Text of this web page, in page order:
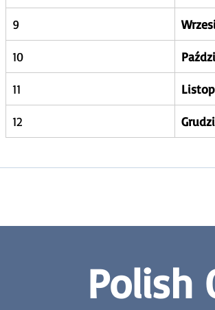
9
10
11
12
Polish